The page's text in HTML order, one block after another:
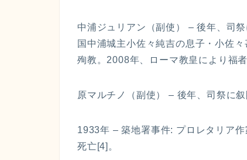
中浦ジュリアン（副使） – 後年、司
国中浦城主小佐々純吉の息子・小佐
殉教。2008年、ローマ教皇により福者
原マルチノ（副使） – 後年、司祭に
1933年 – 築地署事件: プロレタリア作
死亡[4]。